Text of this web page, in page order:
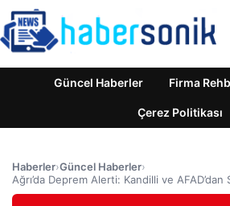
Güncel Haberler Firma
Çerez Politikası
Haberler›Güncel Haberler›
Ağrı’da Deprem Alerti: Kandilli ve AFAD’dan